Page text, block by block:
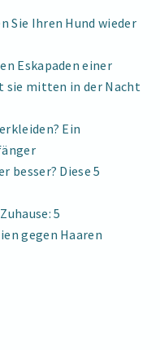
Sie Ihren Hund wieder
Eskapaden einer
sie mitten in der Nacht
Ein
besser? Diese 5
5
gegen Haaren